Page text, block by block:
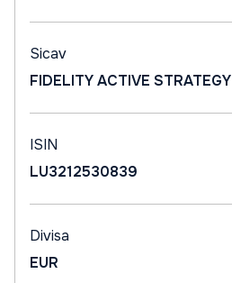
Sicav
FIDELITY ACTIVE STRATEGY
ISIN
LU3212530839
Divisa
EUR